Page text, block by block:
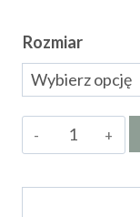
Rozmiar
ilość
Kardigan